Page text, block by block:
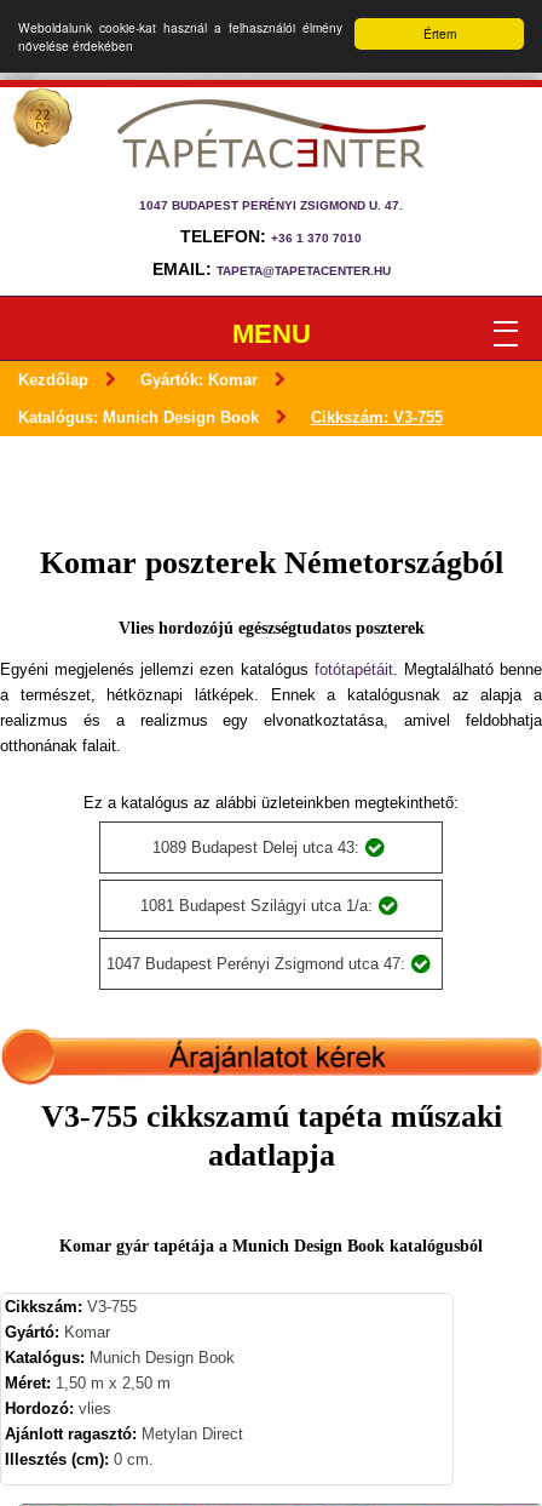
Értem
Weboldalunk cookie-kat használ a felhasználói élmény
növelése érdekében
1047 BUDAPEST PERÉNYI ZSIGMOND U. 47.
TELEFON: +36 1 370 7010
EMAIL: TAPETA@TAPETACENTER.HU
MENU
Kezdőlap Gyártók: Komar
Katalógus: Munich Design Book Cikkszám: V3-755
Komar poszterek Németországból
Vlies hordozójú egészségtudatos poszterek
Egyéni megjelenés jellemzi ezen katalógus fotótapétáit. Megtalálható benne
a természet, hétköznapi látképek. Ennek a katalógusnak az alapja a
realizmus és a realizmus egy elvonatkoztatása, amivel feldobhatja
otthonának falait.
Ez a katalógus az alábbi üzleteinkben megtekinthető:
1089 Budapest Delej utca 43:
1081 Budapest Szilágyi utca 1/a:
1047 Budapest Perényi Zsigmond utca 47:
V3-755 cikkszamú tapéta műszaki
adatlapja
Komar gyár tapétája a Munich Design Book katalógusból
Cikkszám: V3-755
Gyártó: Komar
Katalógus: Munich Design Book
Méret: 1,50 m x 2,50 m
Hordozó: vlies
Ajánlott ragasztó: Metylan Direct
Illesztés (cm): 0 cm.